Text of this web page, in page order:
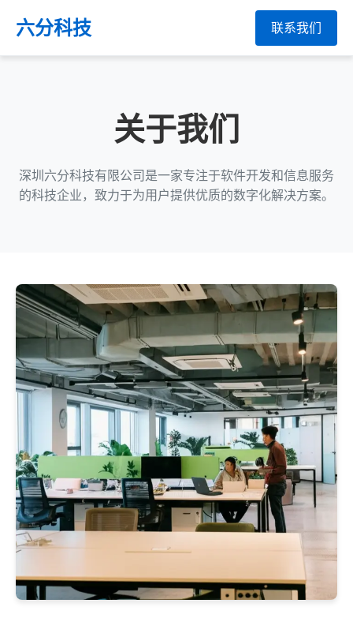
六分科技 联系我们
关于我们
深圳六分科技有限公司是一家专注于软件开发和信息服务
的科技企业，致力于为用户提供优质的数字化解决方案。